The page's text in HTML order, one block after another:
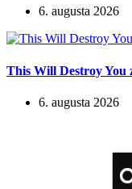
6. augusta 2026
This Will Destroy You
6. augusta 2026